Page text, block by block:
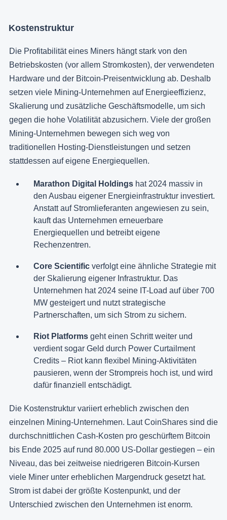
Kostenstruktur
Die Profitabilität eines Miners hängt stark von den
Betriebskosten (vor allem Stromkosten), der verwendeten
Hardware und der Bitcoin-Preisentwicklung ab. Deshalb
setzen viele Mining-Unternehmen auf Energieeffizienz,
Skalierung und zusätzliche Geschäftsmodelle, um sich
gegen die hohe Volatilität abzusichern. Viele der großen
Mining-Unternehmen bewegen sich weg von
traditionellen Hosting-Dienstleistungen und setzen
stattdessen auf eigene Energiequellen.
Marathon Digital Holdings hat 2024 massiv in
den Ausbau eigener Energieinfrastruktur investiert.
Anstatt auf Stromlieferanten angewiesen zu sein,
kauft das Unternehmen erneuerbare
Energiequellen und betreibt eigene
Rechenzentren.
Core Scientific verfolgt eine ähnliche Strategie mit
der Skalierung eigener Infrastruktur. Das
Unternehmen hat 2024 seine IT-Load auf über 700
MW gesteigert und nutzt strategische
Partnerschaften, um sich Strom zu sichern.
Riot Platforms geht einen Schritt weiter und
verdient sogar Geld durch Power Curtailment
Credits – Riot kann flexibel Mining-Aktivitäten
pausieren, wenn der Strompreis hoch ist, und wird
dafür finanziell entschädigt.
Die Kostenstruktur variiert erheblich zwischen den
einzelnen Mining-Unternehmen. Laut CoinShares sind die
durchschnittlichen Cash-Kosten pro geschürftem Bitcoin
bis Ende 2025 auf rund 80.000 US-Dollar gestiegen – ein
Niveau, das bei zeitweise niedrigeren Bitcoin-Kursen
viele Miner unter erheblichen Margendruck gesetzt hat.
Strom ist dabei der größte Kostenpunkt, und der
Unterschied zwischen den Unternehmen ist enorm.